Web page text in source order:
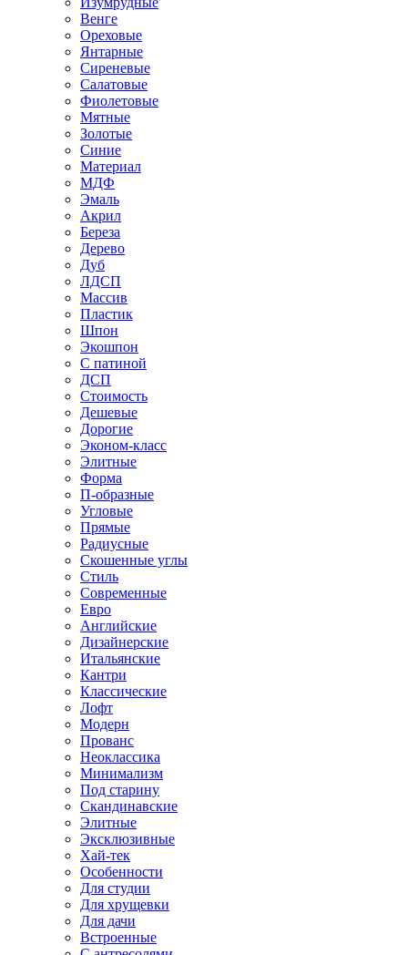
Венге
Ореховые
Янтарные
Сиреневые
Салатовые
Фиолетовые
Мятные
Золотые
Синие
Материал
МДФ
Эмаль
Акрил
Береза
Дерево
Дуб
ЛДСП
Массив
Пластик
Шпон
Экошпон
С патиной
ДСП
Стоимость
Дешевые
Дорогие
Эконом-класс
Элитные
Форма
П-образные
Угловые
Прямые
Радиусные
Скошенные углы
Стиль
Современные
Евро
Английские
Дизайнерские
Итальянские
Кантри
Классические
Лофт
Модерн
Прованс
Неоклассика
Минимализм
Под старину
Скандинавские
Элитные
Эксклюзивные
Хай-тек
Особенности
Для студии
Для хрущевки
Для дачи
Встроенные